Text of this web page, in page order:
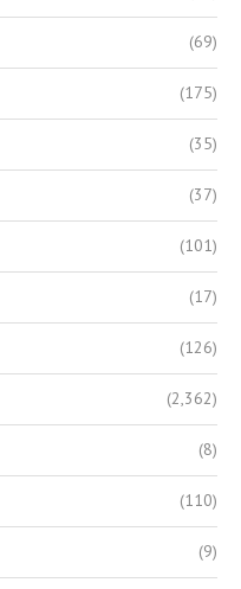
(69)
(175)
(35)
(37)
(101)
(17)
(126)
(2,362)
(8)
(110)
(9)